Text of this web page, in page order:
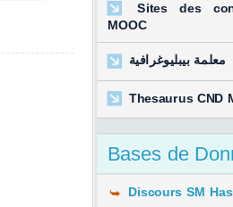
Sites des
MOOC
معلمة بيبليوغرافية
Thesaurus CND
Bases de
Discours SM